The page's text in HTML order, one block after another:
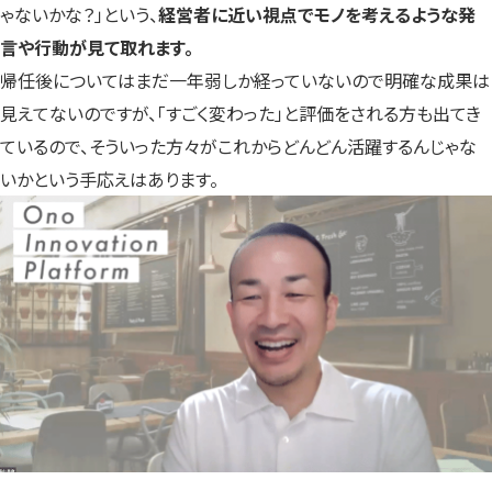
ゃないかな？」という、経営者に近い視点でモノを考えるような発
言や行動が見て取れます。
帰任後についてはまだ一年弱しか経っていないので明確な成果は
見えてないのですが、「すごく変わった」と評価をされる方も出てき
ているので、そういった方々がこれからどんどん活躍するんじゃな
いかという手応えはあります。